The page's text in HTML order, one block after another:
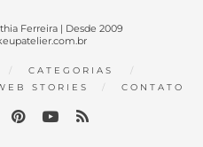
Ferreira | Desde 2009
CATEGORIAS
STORIES CONTATO